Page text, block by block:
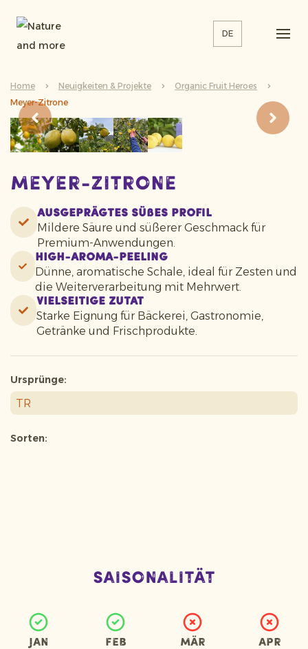
DE
Home Neuigkeiten & Projekte
Organic Fruit Heroes
Meyer-Zitrone
Meyer-Zitrone
Ausgeprägtes süßes Profil
Mildere Säure und süßerer Geschmack für
Premium-Anwendungen.
High-Aroma-Peeling
Dünne, aromatische Schale, ideal für Zesten und
die Weiterverarbeitung mit Mehrwert.
Vielseitige Zutat
Starke Eignung für Bäckerei, Gastronomie,
Getränke und Frischprodukte.
Ursprünge:
TR
Sorten:
Saisonalität
Jan Feb Mär Apr